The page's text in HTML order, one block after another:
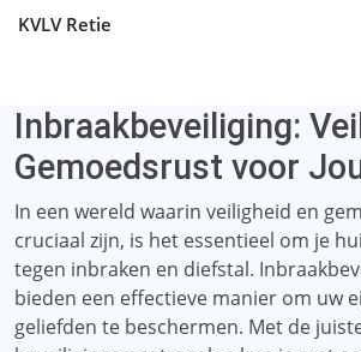
KVLV Retie
Inbraakbeveiliging:
Gemoedsrust voor
In een wereld waarin veiligheid en
cruciaal zijn, is het essentieel om je
tegen inbraken en diefstal.
bieden een effectieve manier om uw
geliefden te beschermen. Met de